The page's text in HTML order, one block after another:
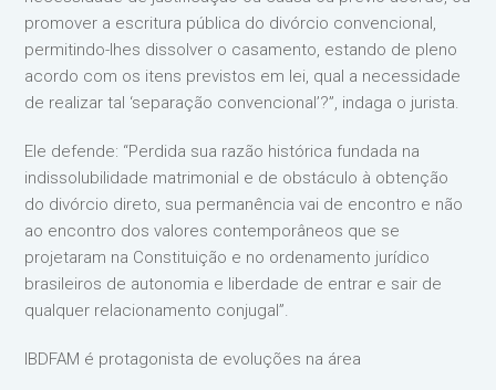
promover a escritura pública do divórcio convencional,
permitindo-lhes dissolver o casamento, estando de pleno
acordo com os itens previstos em lei, qual a necessidade
de realizar tal ‘separação convencional’?”, indaga o jurista.
Ele defende: “Perdida sua razão histórica fundada na
indissolubilidade matrimonial e de obstáculo à obtenção
do divórcio direto, sua permanência vai de encontro e não
ao encontro dos valores contemporâneos que se
projetaram na Constituição e no ordenamento jurídico
brasileiros de autonomia e liberdade de entrar e sair de
qualquer relacionamento conjugal”.
IBDFAM é protagonista de evoluções na área